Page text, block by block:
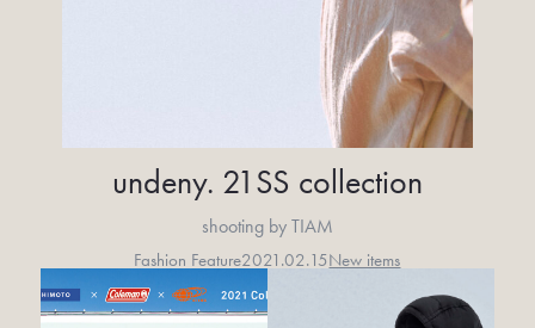
undeny. 21SS collection
shooting by TIAM
Fashion Feature2021.02.15New items